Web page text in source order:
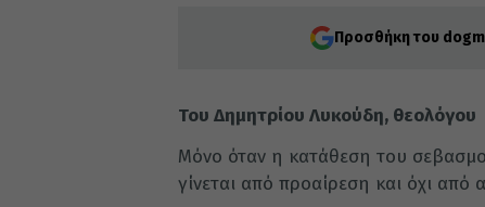
Προσθήκη του
Του Δημητρίου Λυκούδη, θεολόγου
Μόνο όταν η κατάθεση του
γίνεται από προαίρεση και όχι από